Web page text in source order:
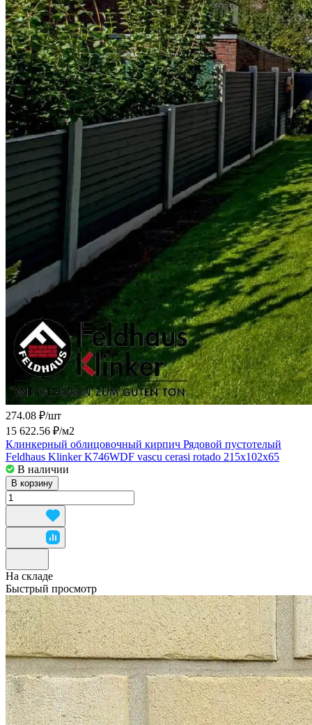
274.08 ₽/шт
15 622.56 ₽/м2
Клинкерный облицовочный кирпич Рядовой пустотелый
Feldhaus Klinker K746WDF vascu cerasi rotado 215x102x65
В наличии
В корзину
На складе
Быстрый просмотр